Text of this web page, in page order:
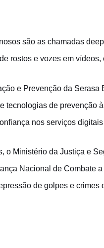
são as chamadas
rostos e vozes em
e Prevenção da
tecnologias de prevenção
nos serviços
o Ministério da Justiça e
Nacional de Combate
de golpes e crimes